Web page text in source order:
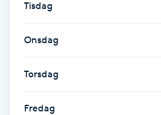
LPG
LPG-behandling
LPG-massage
Luggklippning
Tisdag
Onsdag
Torsdag
Fredag